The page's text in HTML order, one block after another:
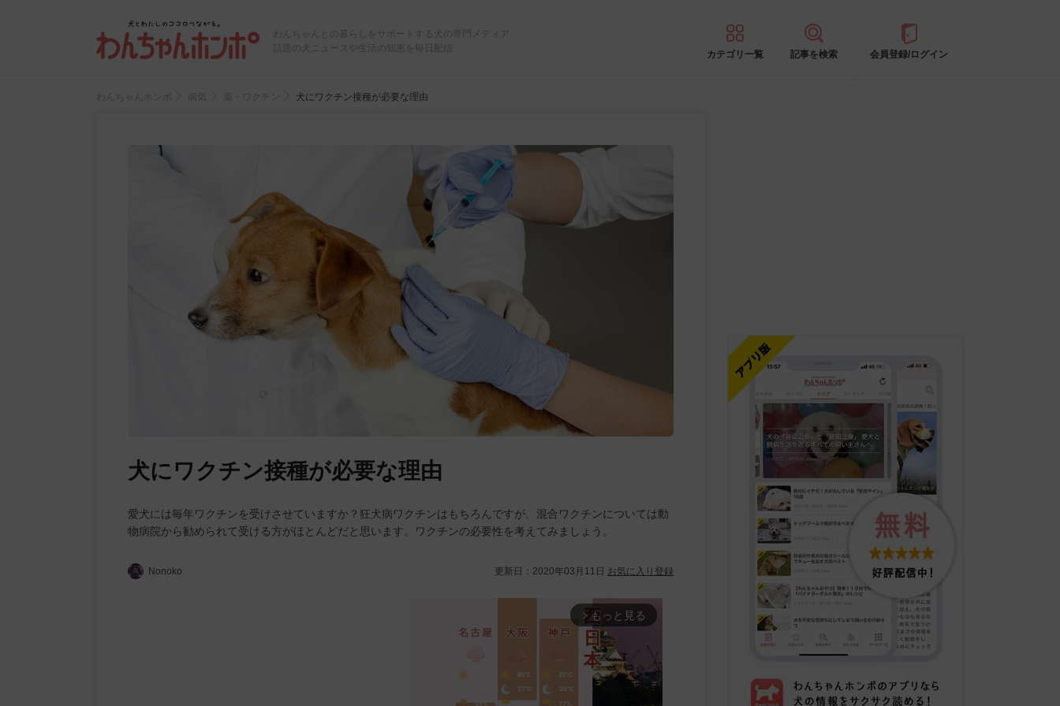
わんちゃんとの暮らしをサポートする犬の専門メディア
話題の犬ニュースや生活の知恵を毎日配信
カテゴリ一覧 記事を検索 会員登録/ログイン
わんちゃんホンポ 病気 薬・ワクチン 犬にワクチン接種が必要な理由
犬にワクチン接種が必要な理由
愛犬には毎年ワクチンを受けさせていますか？狂犬病ワクチンはもちろんですが、混合ワクチンについては動
物病院から勧められて受ける方がほとんどだと思います。ワクチンの必要性を考えてみましょう。
Nonoko 更新日： 2020年03月11日 お気に入り登録
arrow_forward_ios もっと見る